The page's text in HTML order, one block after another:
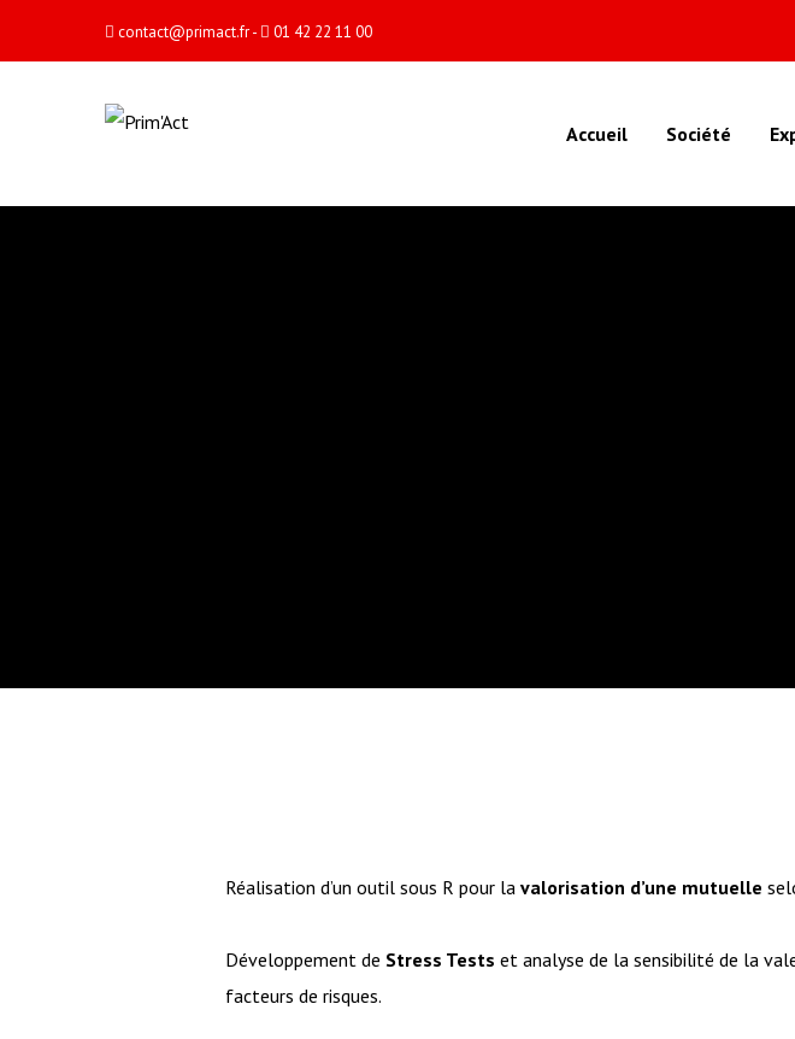
contact@primact.fr- 01 42 22 11 00
Accueil Société
Réalisation d’un outil sous R pour la valorisation d’une mutuelle
Développement de Stress Tests et analyse de la sensibilité de la
facteurs de risques.